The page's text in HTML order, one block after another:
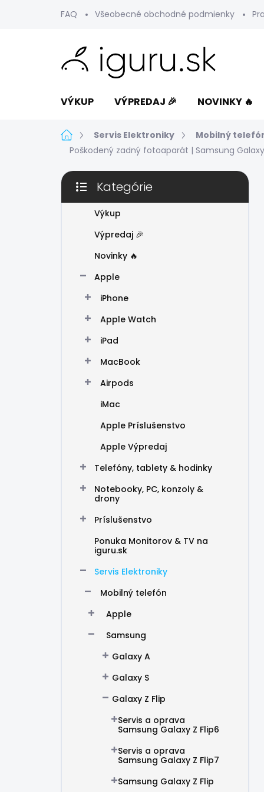
FAQ Všeobecné obchodné podmienky
VÝKUP VÝPREDAJ 🎉 NOVINKY 🔥
DomovServis Elektroniky Mobilný
Poškodený zadný fotoaparát | Samsung
B
č
Preskočiť
kategórie
Kategórie
Výkup
Výpredaj 🎉
Novinky 🔥
Apple
iPhone
Apple Watch
iPad
MacBook
Airpods
iMac
Apple Príslušenstvo
Apple Výpredaj
Telefóny, tablety & hodinky
Notebooky, PC, konzoly &
drony
Príslušenstvo
Ponuka Monitorov & TV na
iguru.sk
Servis Elektroniky
Mobilný telefón
Apple
Samsung
Galaxy A
Galaxy S
Galaxy Z Flip
Servis a oprava
Samsung Galaxy Z Flip6
Servis a oprava
Samsung Galaxy Z Flip7
Samsung Galaxy Z Flip